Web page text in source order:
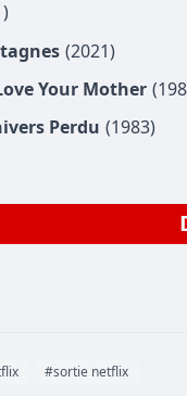
(2021)
Your Mother
Perdu (1983)
#sortie netflix